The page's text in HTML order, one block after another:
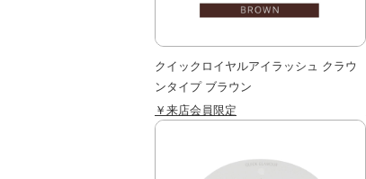
クイックロイヤルアイラッシュ クラウ
ンタイプ ブラウン
￥来店会員限定